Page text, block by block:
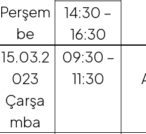
Perşem
be
14:30 –
16:30
15.03.2
023
Çarşa
mba
09:30 –
11:30